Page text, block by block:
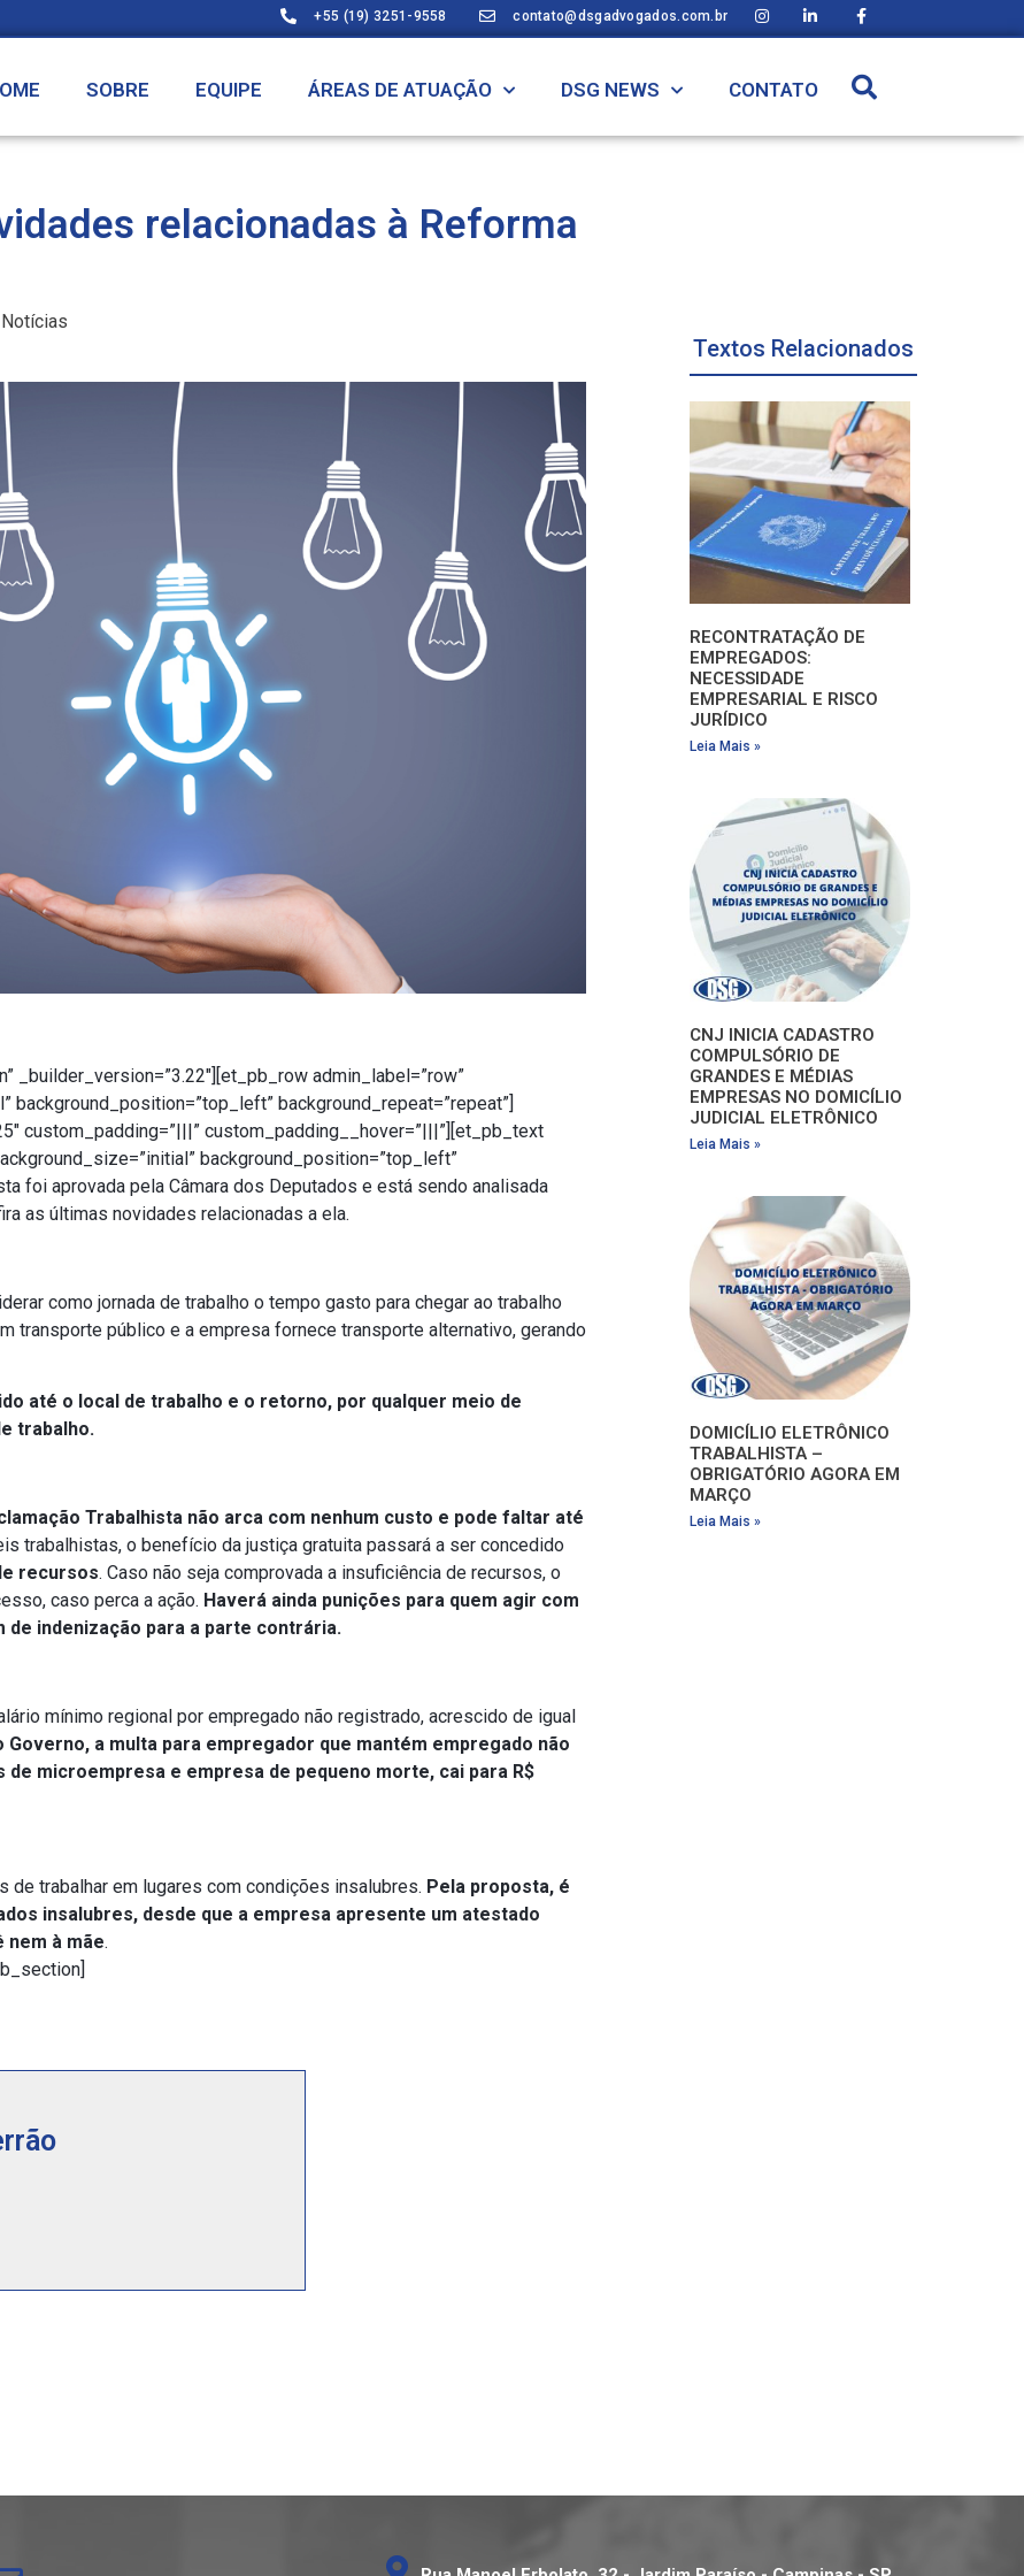
+55 (19) 3251-9558 contato@dsgadvogados.com.br
SOBRE EQUIPE ÁREAS DE ATUAÇÃO DSG NEWS CONTATO
relacionadas à Reforma
Notícias
_builder_version=”3.22″][et_pb_row admin_label=”row”
background_position=”top_left” background_repeat=”repeat”]
custom_padding=”|||” custom_padding__hover=”|||”][et_pb_text
background_position=”top_left”
foi aprovada pela Câmara dos Deputados e está sendo analisada
as últimas novidades relacionadas a ela.
como jornada de trabalho o tempo gasto para chegar ao trabalho
transporte público e a empresa fornece transporte alternativo, gerando
até o local de trabalho e o retorno, por qualquer meio de
trabalho.
Trabalhista não arca com nenhum custo e pode faltar até
trabalhistas, o benefício da justiça gratuita passará a ser concedido
recursos. Caso não seja comprovada a insuficiência de recursos, o
caso perca a ação. Haverá ainda punições para quem agir com
de indenização para a parte contrária.
mínimo regional por empregado não registrado, acrescido de igual
Governo, a multa para empregador que mantém empregado não
microempresa e empresa de pequeno morte, cai para R$
trabalhar em lugares com condições insalubres. Pela proposta, é
insalubres, desde que a empresa apresente um atestado
nem à mãe.
Textos Relacionados
RECONTRATAÇÃO DE
EMPREGADOS:
NECESSIDADE
EMPRESARIAL E RISCO
JURÍDICO
Leia Mais »
CNJ INICIA CADASTRO
COMPULSÓRIO DE
GRANDES E MÉDIAS
EMPRESAS NO DOMICÍLIO
JUDICIAL ELETRÔNICO
Leia Mais »
DOMICÍLIO ELETRÔNICO
TRABALHISTA –
OBRIGATÓRIO AGORA EM
MARÇO
Leia Mais »